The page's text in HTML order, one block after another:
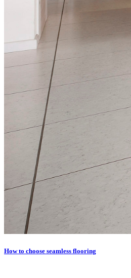
How to choose seamless flooring